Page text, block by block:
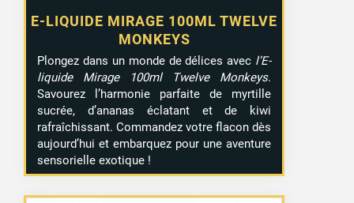
E-LIQUIDE MIRAGE 100ML TWELVE
MONKEYS
Plongez dans un monde de délices avec l’E-
liquide Mirage 100ml Twelve Monkeys.
Savourez l’harmonie parfaite de myrtille
sucrée, d’ananas éclatant et de kiwi
rafraîchissant. Commandez votre flacon dès
aujourd’hui et embarquez pour une aventure
sensorielle exotique !